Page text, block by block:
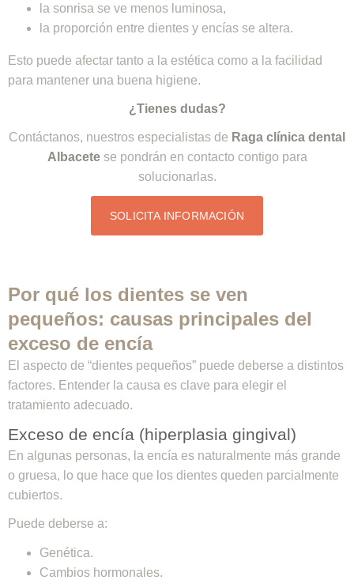
la sonrisa se ve menos luminosa,
la proporción entre dientes y encías se altera.
Esto puede afectar tanto a la estética como a la facilidad
para mantener una buena higiene.
¿Tienes dudas?
Contáctanos, nuestros especialistas de Raga clínica dental
Albacetese pondrán en contacto contigo para
solucionarlas.
SOLICITA INFORMACIÓN
Por qué los dientes se ven
pequeños: causas principales del
exceso de encía
El aspecto de “dientes pequeños” puede deberse a distintos
factores. Entender la causa es clave para elegir el
tratamiento adecuado.
Exceso de encía (hiperplasia gingival)
En algunas personas, la encía es naturalmente más grande
o gruesa, lo que hace que los dientes queden parcialmente
cubiertos.
Puede deberse a:
Genética.
Cambios hormonales.